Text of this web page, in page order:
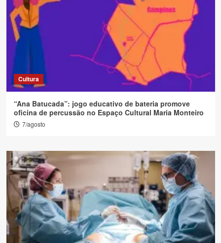
Cultura
“Ana Batucada”: jogo educativo de bateria promove
oficina de percussão no Espaço Cultural Maria Monteiro
7/agosto